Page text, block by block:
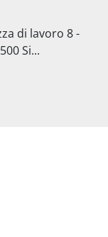
di lavoro 8 -
Si...